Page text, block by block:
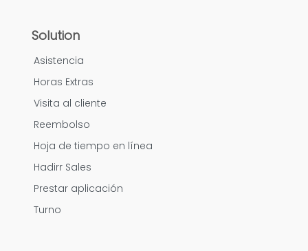
Solution
Asistencia
Horas Extras
Visita al cliente
Reembolso
Hoja de tiempo en línea
Hadirr Sales
Prestar aplicación
Turno